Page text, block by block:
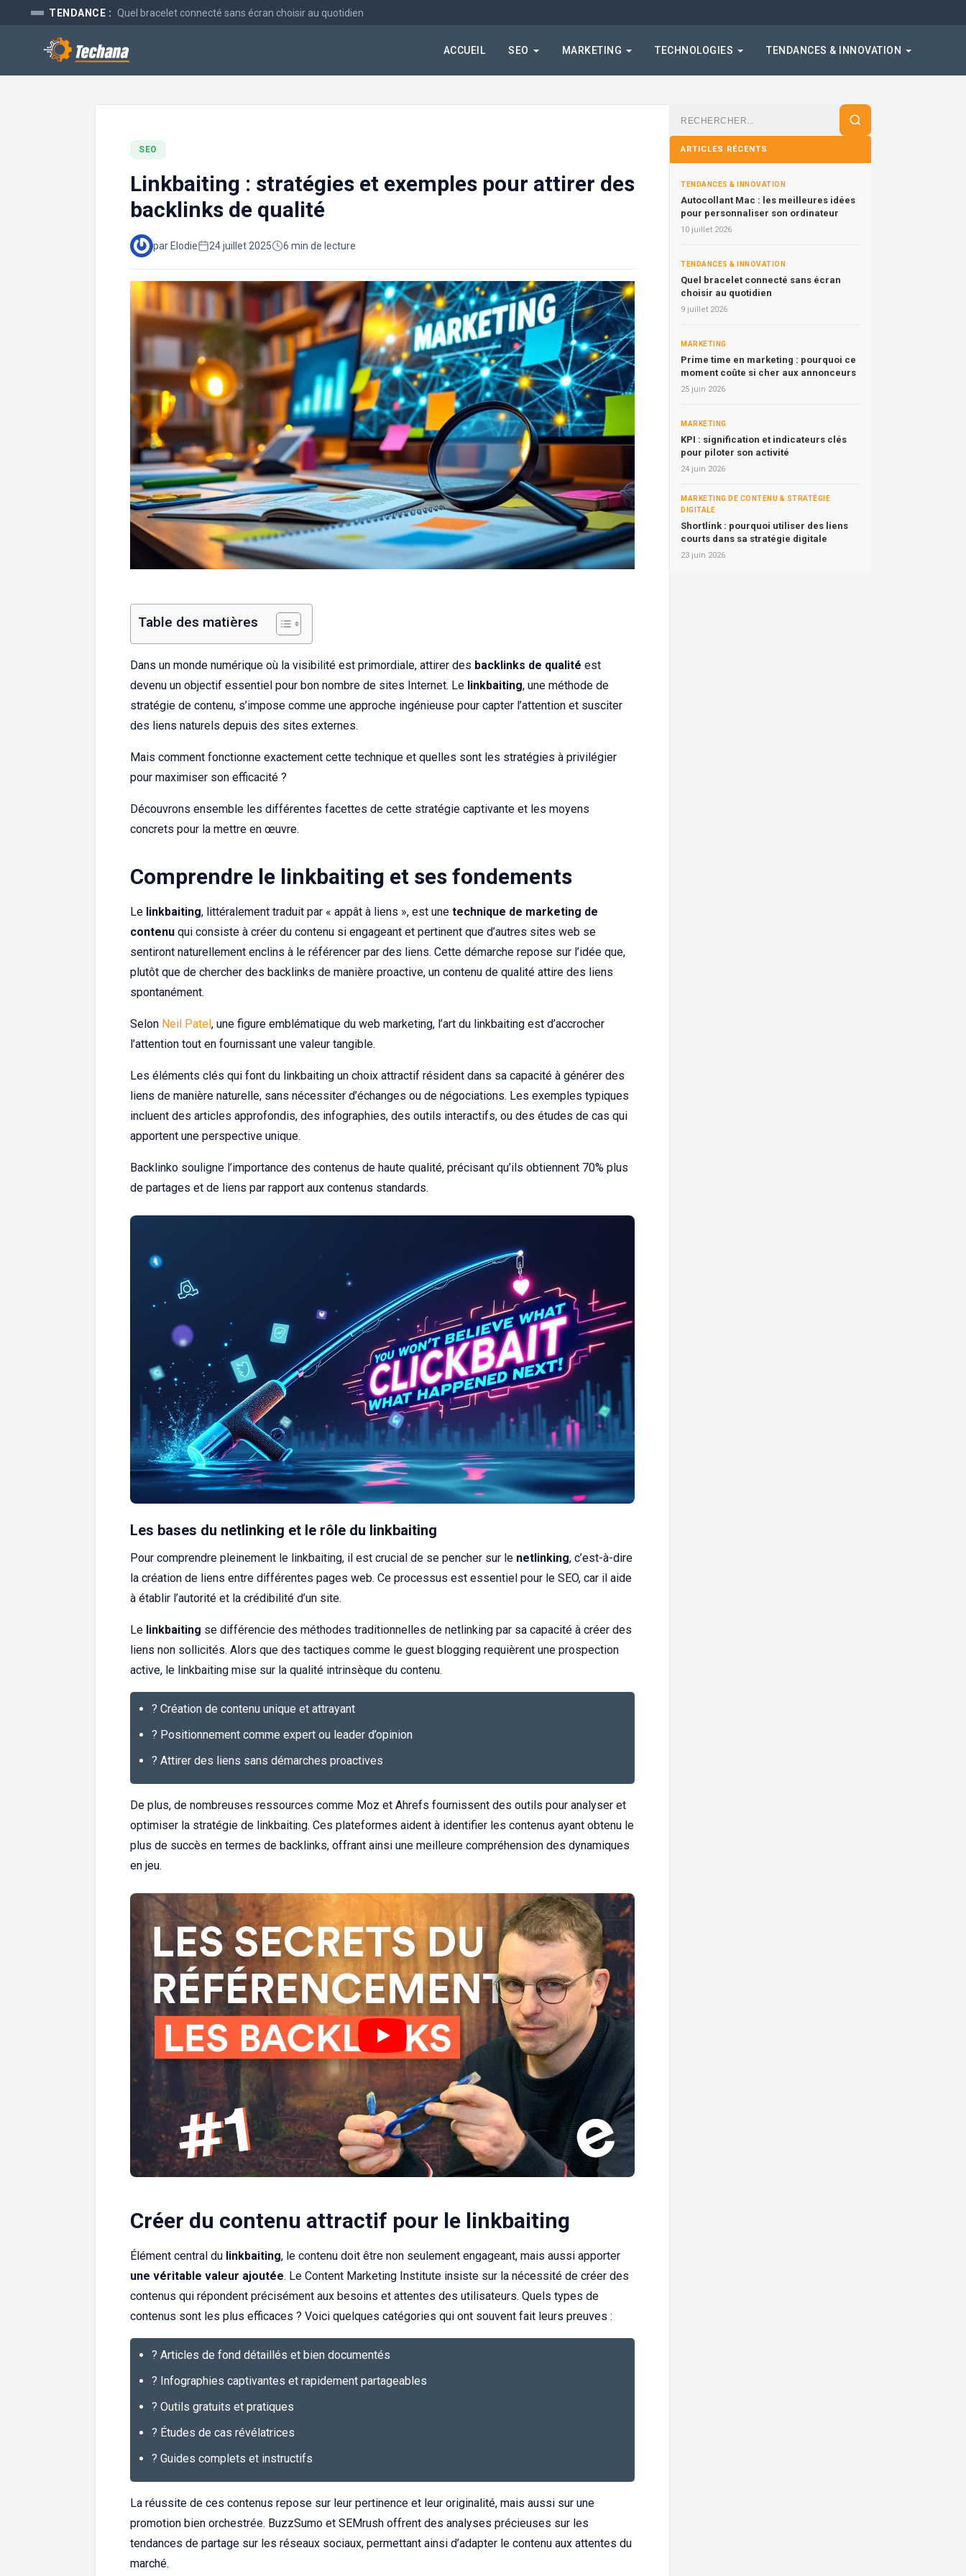
TENDANCE : Quel bracelet connecté sans écran choisir au quotidien
ACCUEIL SEO MARKETING TECHNOLOGIES TENDANCES & INNOVATION
SEO
Linkbaiting : stratégies et exemples pour attirer des
backlinks de qualité
par Elodie 24 juillet 2025 6 min de lecture
Table des matières
Dans un monde numérique où la visibilité est primordiale, attirer des backlinks de qualité est
devenu un objectif essentiel pour bon nombre de sites Internet. Le linkbaiting, une méthode de
stratégie de contenu, s’impose comme une approche ingénieuse pour capter l’attention et susciter
des liens naturels depuis des sites externes.
Mais comment fonctionne exactement cette technique et quelles sont les stratégies à privilégier
pour maximiser son efficacité ?
Découvrons ensemble les différentes facettes de cette stratégie captivante et les moyens
concrets pour la mettre en œuvre.
Comprendre le linkbaiting et ses fondements
Le linkbaiting, littéralement traduit par « appât à liens », est une technique de marketing de
contenu qui consiste à créer du contenu si engageant et pertinent que d’autres sites web se
sentiront naturellement enclins à le référencer par des liens. Cette démarche repose sur l’idée que,
plutôt que de chercher des backlinks de manière proactive, un contenu de qualité attire des liens
spontanément.
Selon Neil Patel, une figure emblématique du web marketing, l’art du linkbaiting est d’accrocher
l’attention tout en fournissant une valeur tangible.
Les éléments clés qui font du linkbaiting un choix attractif résident dans sa capacité à générer des
liens de manière naturelle, sans nécessiter d’échanges ou de négociations. Les exemples typiques
incluent des articles approfondis, des infographies, des outils interactifs, ou des études de cas qui
apportent une perspective unique.
Backlinko souligne l’importance des contenus de haute qualité, précisant qu’ils obtiennent 70% plus
de partages et de liens par rapport aux contenus standards.
Les bases du netlinking et le rôle du linkbaiting
Pour comprendre pleinement le linkbaiting, il est crucial de se pencher sur le netlinking, c’est-à-dire
la création de liens entre différentes pages web. Ce processus est essentiel pour le SEO, car il aide
à établir l’autorité et la crédibilité d’un site.
Le linkbaiting se différencie des méthodes traditionnelles de netlinking par sa capacité à créer des
liens non sollicités. Alors que des tactiques comme le guest blogging requièrent une prospection
active, le linkbaiting mise sur la qualité intrinsèque du contenu.
? Création de contenu unique et attrayant
? Positionnement comme expert ou leader d’opinion
? Attirer des liens sans démarches proactives
De plus, de nombreuses ressources comme Moz et Ahrefs fournissent des outils pour analyser et
optimiser la stratégie de linkbaiting. Ces plateformes aident à identifier les contenus ayant obtenu le
plus de succès en termes de backlinks, offrant ainsi une meilleure compréhension des dynamiques
en jeu.
Créer du contenu attractif pour le linkbaiting
Élément central du linkbaiting, le contenu doit être non seulement engageant, mais aussi apporter
une véritable valeur ajoutée. Le Content Marketing Institute insiste sur la nécessité de créer des
contenus qui répondent précisément aux besoins et attentes des utilisateurs. Quels types de
contenus sont les plus efficaces ? Voici quelques catégories qui ont souvent fait leurs preuves :
? Articles de fond détaillés et bien documentés
? Infographies captivantes et rapidement partageables
? Outils gratuits et pratiques
? Études de cas révélatrices
? Guides complets et instructifs
La réussite de ces contenus repose sur leur pertinence et leur originalité, mais aussi sur une
promotion bien orchestrée. BuzzSumo et SEMrush offrent des analyses précieuses sur les
tendances de partage sur les réseaux sociaux, permettant ainsi d’adapter le contenu aux attentes du
marché.
Rechercher
ARTICLES RÉCENTS
TENDANCES & INNOVATION
Autocollant Mac : les meilleures idées
pour personnaliser son ordinateur
10 juillet 2026
TENDANCES & INNOVATION
Quel bracelet connecté sans écran
choisir au quotidien
9 juillet 2026
MARKETING
Prime time en marketing : pourquoi ce
moment coûte si cher aux annonceurs
25 juin 2026
MARKETING
KPI : signification et indicateurs clés
pour piloter son activité
24 juin 2026
MARKETING DE CONTENU & STRATÉGIE
DIGITALE
Shortlink : pourquoi utiliser des liens
courts dans sa stratégie digitale
23 juin 2026